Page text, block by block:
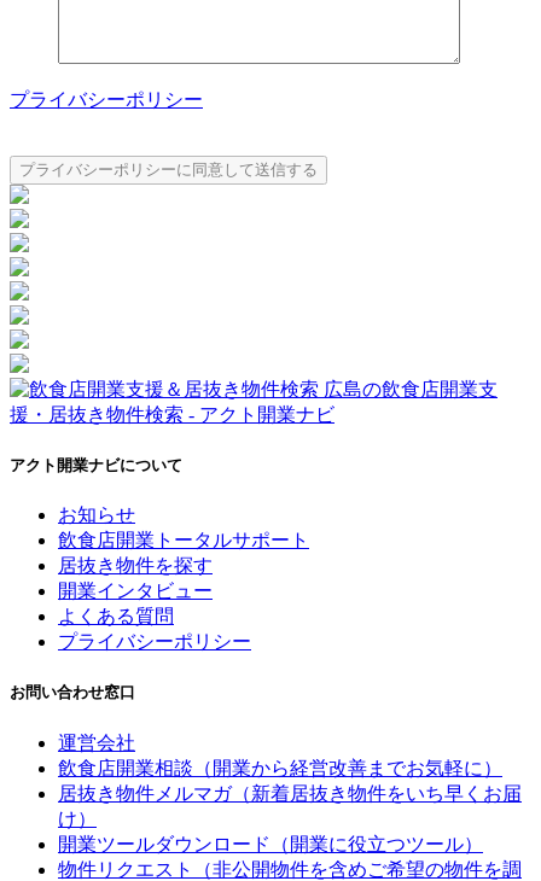
プライバシーポリシー
アクト開業ナビについて
お知らせ
飲食店開業トータルサポート
居抜き物件を探す
開業インタビュー
よくある質問
プライバシーポリシー
お問い合わせ窓口
運営会社
飲食店開業相談（開業から経営改善までお気軽に）
居抜き物件メルマガ（新着居抜き物件をいち早くお届
け）
開業ツールダウンロード（開業に役立つツール）
物件リクエスト（非公開物件を含めご希望の物件を調